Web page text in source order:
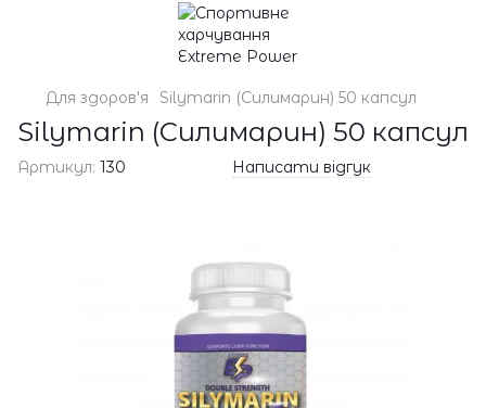
Для здоров'я Silymarin (Силимарин) 50 капсул
Silymarin (Силимарин) 50 капсул
Артикул: 130 Написати відгук